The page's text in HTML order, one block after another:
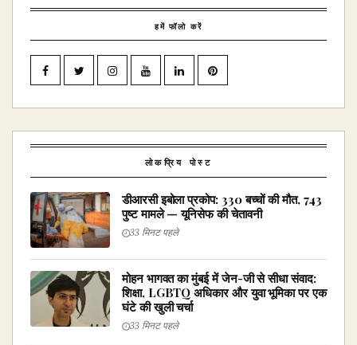
हमें फॉलो करें
लोकप्रिय पोस्ट
डीआरसी इबोला प्रकोप: 330 बच्चों की मौत, 743
पुष्ट मामले — यूनिसेफ की चेतावनी
33 मिनट पहले
मोहन भागवत का मुंबई में जेन-जी से सीधा संवाद:
शिक्षा, LGBTQ अधिकार और युवा भूमिका पर एक
घंटे की खुली चर्चा
33 मिनट पहले